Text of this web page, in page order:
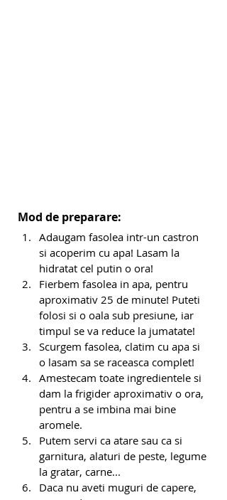
Mod de preparare:
Adaugam fasolea intr-un castron
si acoperim cu apa! Lasam la
hidratat cel putin o ora!
Fierbem fasolea in apa, pentru
aproximativ 25 de minute! Puteti
folosi si o oala sub presiune, iar
timpul se va reduce la jumatate!
Scurgem fasolea, clatim cu apa si
o lasam sa se raceasca complet!
Amestecam toate ingredientele si
dam la frigider aproximativ o ora,
pentru a se imbina mai bine
aromele.
Putem servi ca atare sau ca si
garnitura, alaturi de peste, legume
la gratar, carne...
Daca nu aveti muguri de capere,